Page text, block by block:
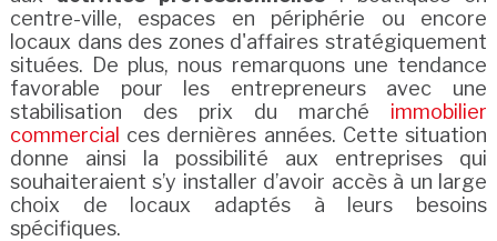
centre-ville, espaces en périphérie ou encore
locaux dans des zones d'affaires stratégiquement
situées. De plus, nous remarquons une tendance
favorable pour les entrepreneurs avec une
stabilisation des prix du marché immobilier
commercial ces dernières années. Cette situation
donne ainsi la possibilité aux entreprises qui
souhaiteraient s’y installer d’avoir accès à un large
choix de locaux adaptés à leurs besoins
spécifiques.